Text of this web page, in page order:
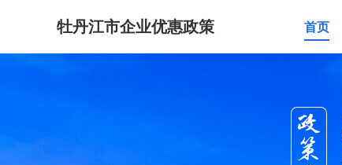
牡丹江市企业优惠政策 首页